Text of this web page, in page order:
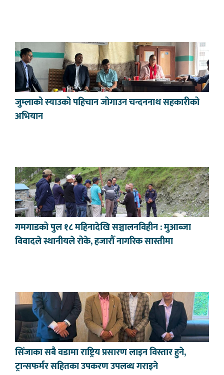
जुम्लाको स्याउको पहिचान जोगाउन चन्दननाथ सहकारीको
अभियान
गमगाडको पुल १८ महिनादेखि सञ्चालनविहीन : मुआब्जा
विवादले स्थानीयले रोके, हजारौँ नागरिक सास्तीमा
सिँजाका सबै वडामा राष्ट्रिय प्रसारण लाइन विस्तार हुने,
ट्रान्सफर्मर सहितका उपकरण उपलब्ध गराइने